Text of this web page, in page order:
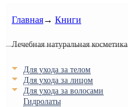
Главная→ Книги
Лечебная натуральная косметика
Для ухода за телом
Для ухода за лицом
Для ухода за волосами
Гидролаты